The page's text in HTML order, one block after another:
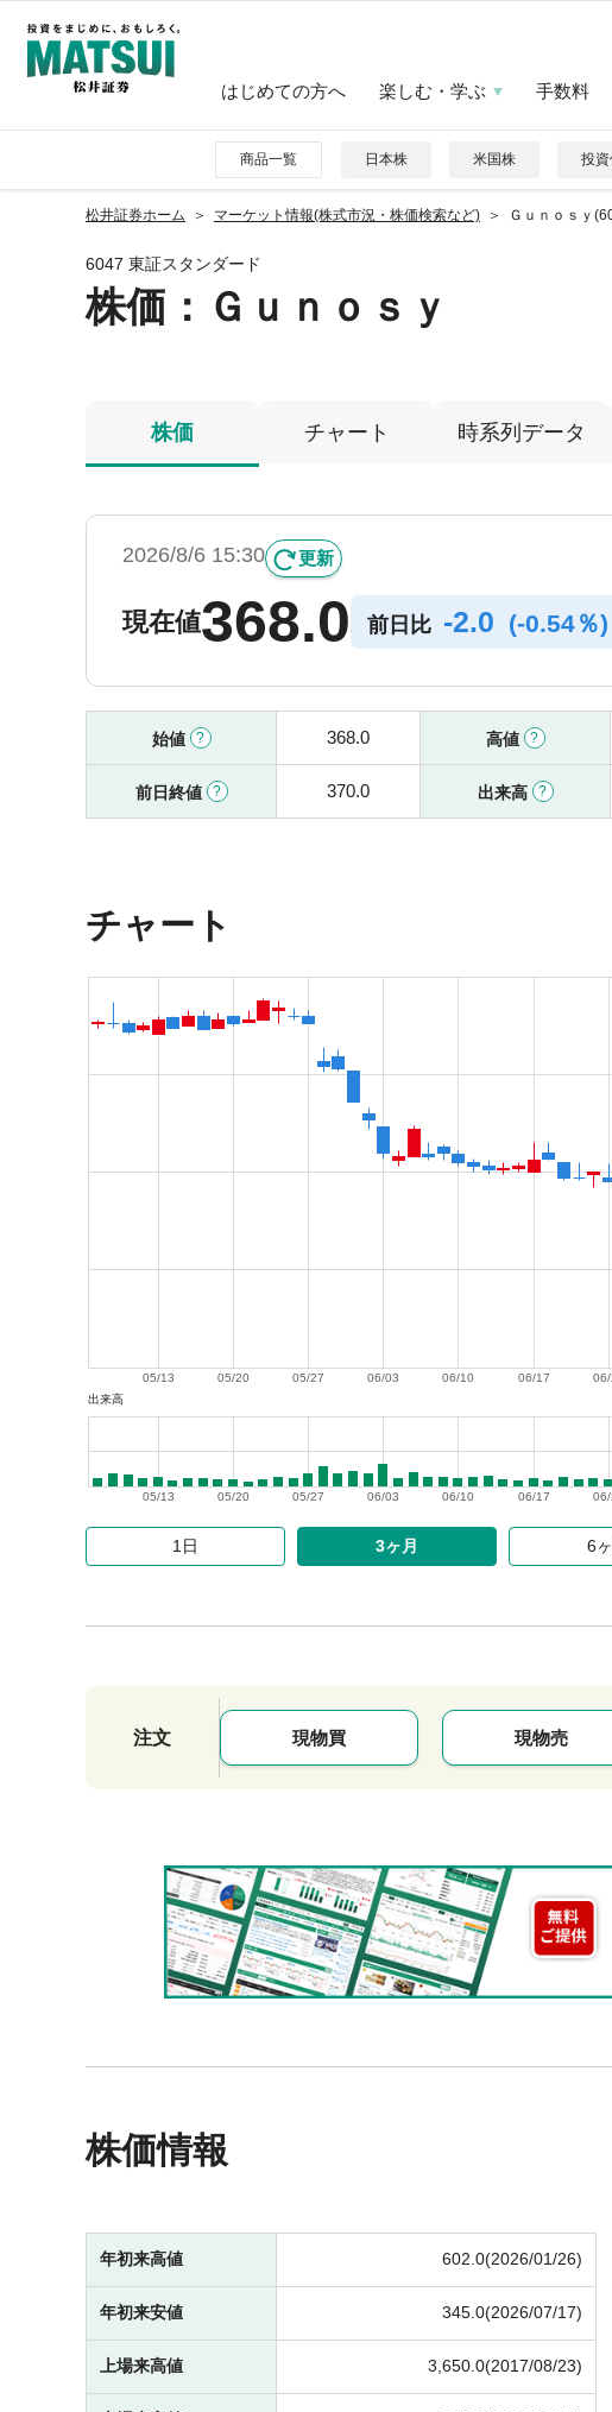
はじめての方へ 楽しむ・学ぶ 手数料
商品一覧 日本株 米国株 投
松井証券ホーム マーケット情報(株式市況・株価検索など) Ｇｕｎｏｓｙ
6047 東証スタンダード
株価 ：Ｇｕｎｏｓｙ
株価 チャート 時系列データ
2026/8/6 15:30 更新
現在値368.0 前日比 -2.0 (-0.54％)
始値 368.0 高値
前日終値 370.0 出来高
チャート
06/17
06/10
06/03
05/27
05/20
05/13
出来高
06/17
06/10
06/03
05/27
05/20
05/13
1日 3ヶ月 6
注文 現物買 現物売
株価情報
年初来高値 602.0(2026/01/26)
年初来安値 345.0(2026/07/17)
上場来高値 3,650.0(2017/08/23)